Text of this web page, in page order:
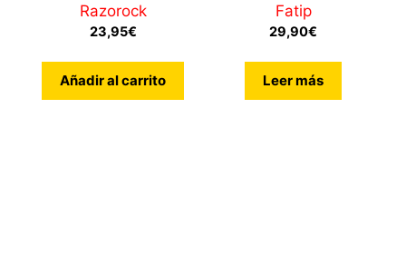
Razorock
23,95€
Añadir al carrito
5.00
de 5
Fatip
29,90€
Leer más